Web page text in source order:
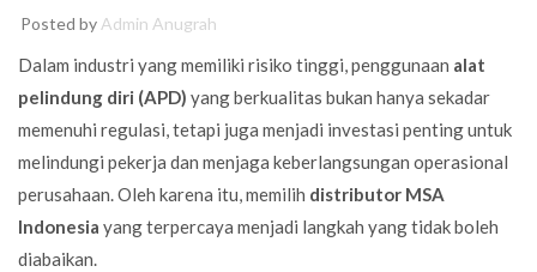
Posted by Admin Anugrah
Dalam industri yang memiliki risiko tinggi, penggunaan alat
pelindung diri (APD) yang berkualitas bukan hanya sekadar
memenuhi regulasi, tetapi juga menjadi investasi penting untuk
melindungi pekerja dan menjaga keberlangsungan operasional
perusahaan. Oleh karena itu, memilih distributor MSA
Indonesia yang terpercaya menjadi langkah yang tidak boleh
diabaikan.